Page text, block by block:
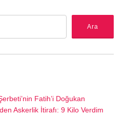
Ara
Fatih’i Doğukan
Askerlik İtirafı: 9 Kilo Verdim